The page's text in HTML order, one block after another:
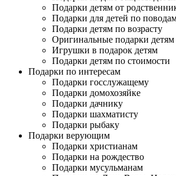
Подарки детям от
Подарки для детей по
Подарки детям по возрасту
Оригинальные подарки детям
Игрушки в подарок детям
Подарки детям по стоимости
Подарки по интересам
Подарки госслужащему
Подарки домохозяйке
Подарки дачнику
Подарки шахматисту
Подарки рыбаку
Подарки верующим
Подарки христианам
Подарки на рождество
Подарки мусульманам